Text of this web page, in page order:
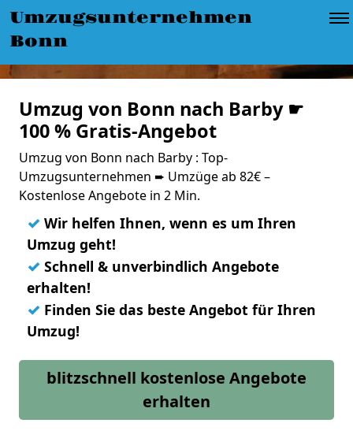
Umzugsunternehmen
Bonn
Umzug von Bonn nach Barby ☛
100 % Gratis-Angebot
Umzug von Bonn nach Barby : Top-
Umzugsunternehmen ➨ Umzüge ab 82€ –
Kostenlose Angebote in 2 Min.
✓ Wir helfen Ihnen, wenn es um Ihren
Umzug geht!
✓ Schnell & unverbindlich Angebote
erhalten!
✓ Finden Sie das beste Angebot für Ihren
Umzug!
blitzschnell kostenlose Angebote
erhalten